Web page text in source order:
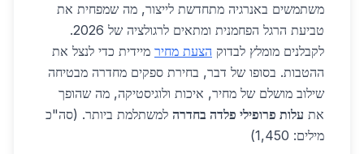
משתמשים באנרגיה מתחדשת לייצור, מה שמפחית את
טביעת הרגל הפחמנית ומתאים לרגולציה של 2026.
לקבלנים מומלץ לבדוק הצעת מחיר מיידית כדי לנצל את
ההטבות. בסופו של דבר, בחירת ספקים מחדרה מבטיחה
שילוב מושלם של מחיר, איכות ולוגיסטיקה, מה שהופך
את עלות פרופילי פלדה בחדרה למשתלמת ביותר. (סה"כ
מילים: 1,450)